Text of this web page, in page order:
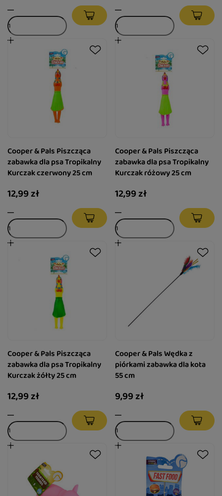
Cooper & Pals Piszcząca
zabawka dla psa Tropikalny
Kurczak czerwony 25 cm
12,99 zł
Cooper & Pals Piszcząca
zabawka dla psa Tropikalny
Kurczak różowy 25 cm
12,99 zł
Cooper & Pals Piszcząca
zabawka dla psa Tropikalny
Kurczak żółty 25 cm
12,99 zł
Cooper & Pals Wędka z
piórkami zabawka dla kota
55 cm
9,99 zł